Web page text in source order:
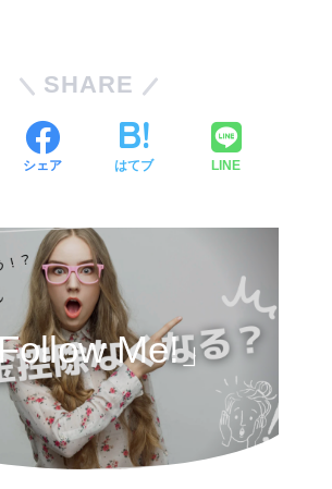
SHARE
シェア はてブ LINE
Me!」